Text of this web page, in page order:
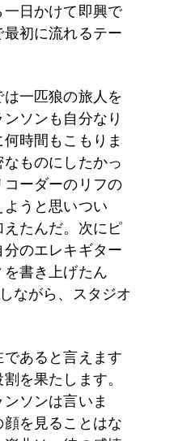
日かけて即興で
初に流れるテー
一匹狼の旅人を
ソンも自分なり
時間もこもりま
ものにしたかっ
ーダーのリフの
うと思いつい
たんだ。次にピ
のエレキギター
書き上げたん
ながら、スタジオ
あると言えます
を果たします。
ソンは言いま
を見ることはな